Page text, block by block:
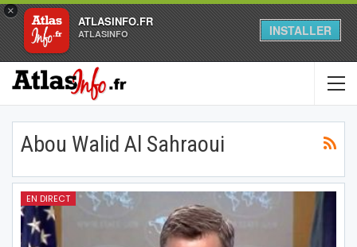
×
ATLASINFO.FR
ATLASINFO INSTALLER
Abou Walid Al Sahraoui
EN DIRECT